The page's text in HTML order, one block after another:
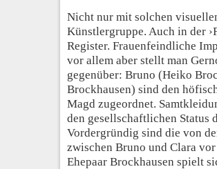
Nicht nur mit solchen
Künstlergruppe. Auch in der
Register. Frauenfeindliche
vor allem aber stellt man
gegenüber: Bruno (Heiko
Brockhausen) sind den
Magd zugeordnet.
den gesellschaftlichen Status
Vordergründig sind die von
zwischen Bruno und Clara
Ehepaar Brockhausen spielt